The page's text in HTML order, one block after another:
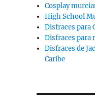
Cosplay
High School
Disfraces para
Disfraces para
Disfraces de
Caribe